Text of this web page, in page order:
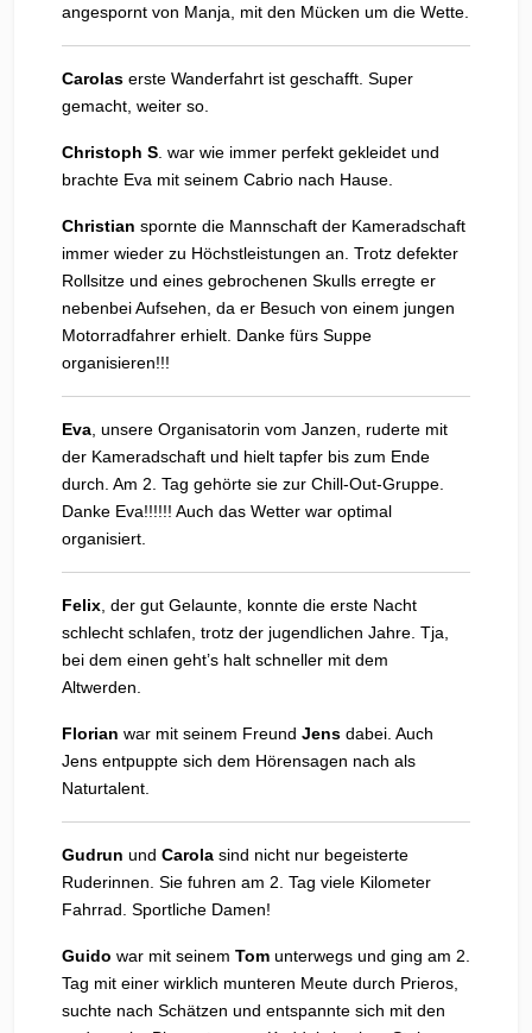
angespornt von Manja, mit den Mücken um die Wette.
Carolas erste Wanderfahrt ist geschafft. Super
gemacht, weiter so.
Christoph S . war wie immer perfekt gekleidet und
brachte Eva mit seinem Cabrio nach Hause.
Christian spornte die Mannschaft der Kameradschaft
immer wieder zu Höchstleistungen an. Trotz defekter
Rollsitze und eines gebrochenen Skulls erregte er
nebenbei Aufsehen, da er Besuch von einem jungen
Motorradfahrer erhielt. Danke fürs Suppe
organisieren!!!
Eva , unsere Organisatorin vom Janzen, ruderte mit
der Kameradschaft und hielt tapfer bis zum Ende
durch. Am 2. Tag gehörte sie zur Chill-Out-Gruppe.
Danke Eva!!!!!! Auch das Wetter war optimal
organisiert.
Felix , der gut Gelaunte, konnte die erste Nacht
schlecht schlafen, trotz der jugendlichen Jahre. Tja,
bei dem einen geht’s halt schneller mit dem
Altwerden.
Florian war mit seinem Freund Jens dabei. Auch
Jens entpuppte sich dem Hörensagen nach als
Naturtalent.
Gudrun und Carola sind nicht nur begeisterte
Ruderinnen. Sie fuhren am 2. Tag viele Kilometer
Fahrrad. Sportliche Damen!
Guido war mit seinem Tom unterwegs und ging am 2.
Tag mit einer wirklich munteren Meute durch Prieros,
suchte nach Schätzen und entspannte sich mit den